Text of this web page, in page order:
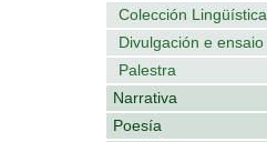
Colección Lingüística
Divulgación e ensaio
Palestra
Narrativa
Poesía